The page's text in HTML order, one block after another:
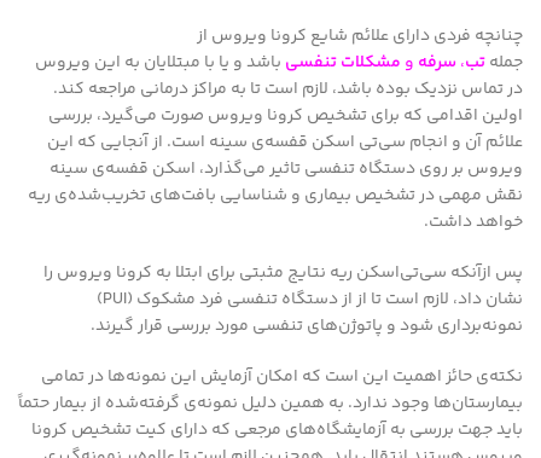
چنانچه فردی دارای علائم شایع کرونا ویروس از
جملهتب، سرفه و مشکلات تنفسی باشد و یا با مبتلایان به این ویروس
در تماس نزدیک بوده باشد، لازم است تا به مراکز درمانی مراجعه کند.
اولین اقدامی که برای تشخیص کرونا ویروس صورت می‌گیرد، بررسی
علائم آن و انجام سی‌تی اسکن قفسه‌ی سینه است. از آنجایی که این
ویروس بر روی دستگاه تنفسی تاثیر می‌گذارد، اسکن قفسه‌ی سینه
نقش مهمی در تشخیص بیماری و شناسایی بافت‌های تخریب‌شده‌ی ریه
خواهد داشت.
پس ازآنکه سی‌تی‌اسکن ریه نتایج مثبتی برای ابتلا به کرونا ویروس را
نشان داد، لازم است تا از از دستگاه تنفسی فرد مشکوک (PUI)
نمونه‌برداری شود و پاتوژن‌های تنفسی مورد بررسی قرار گیرند.
نکته‌ی حائز اهمیت این است که امکان آزمایش این نمونه‌ها در تمامی
بیمارستان‌ها وجود ندارد. به همین دلیل نمونه‌ی گرفته‌شده از بیمار حتماً
باید جهت بررسی به آزمایشگاه‌های مرجعی که دارای کیت تشخیص کرونا